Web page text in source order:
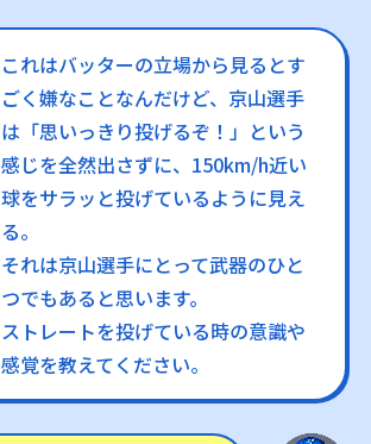
これはバッターの立場から見るとす
ごく嫌なことなんだけど、京山選手
は「思いっきり投げるぞ！」という
感じを全然出さずに、150km/h近い
球をサラッと投げているように見え
る。
それは京山選手にとって武器のひと
つでもあると思います。
ストレートを投げている時の意識や
感覚を教えてください。